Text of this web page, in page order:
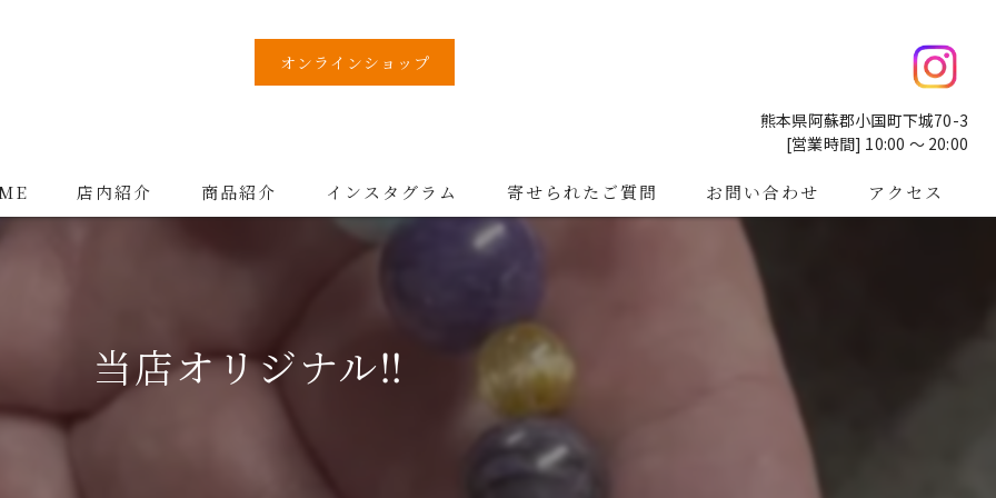
オンラインショップ
熊本県阿蘇郡小国町下城70-3
[営業時間] 10:00 ～ 20:00
店内紹介 商品紹介 インスタグラム 寄せられたご質問 お問い合わせ アクセス
当店オリジナル‼️